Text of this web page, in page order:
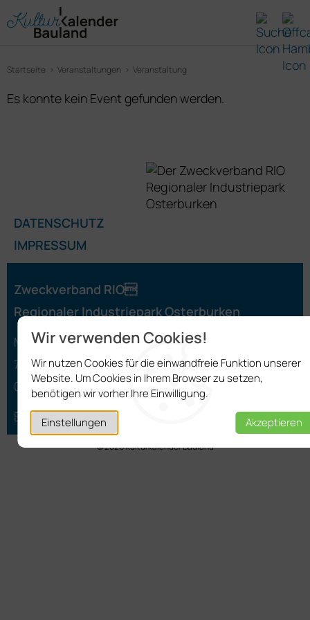
Wir verwenden Cookies!
Wir nutzen Cookies für die einwandfreie Funktion unserer
Website. Um Cookies in Ihrem Browser zu setzen,
benötigen wir vorher Ihre Einwilligung.
Einstellungen
Akzeptieren
Startseite Veranstaltungen Veranstaltung
Es konnte kein Event gefunden werden.
DATENSCHUTZ
IMPRESSUM
Zweckverband RIO
Regionaler Industriepark Osterburken
Marktplatz 3
74706 Osterburken
06291 401-27
E-Mail schreiben
© 2026 Kulturkalender Bauland